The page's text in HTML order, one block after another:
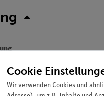
Gravitationsfeld alle
Daten
Cookie
Wir verwenden Cookies und